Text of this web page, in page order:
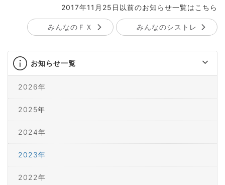
2017年11月25日以前のお知らせ一覧はこちら
みんなのＦＸ みんなのシストレ
お知らせ一覧
2026年
2025年
2024年
2023年
2022年